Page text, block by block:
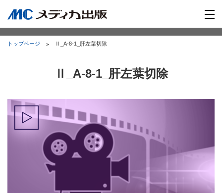
トップページ Ⅱ_A-8-1_肝左葉切除
Ⅱ_A-8-1_肝左葉切除